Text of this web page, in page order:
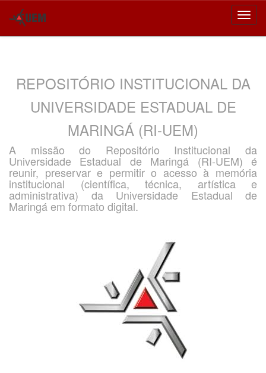
REPOSITÓRIO INSTITUCIONAL DA
UNIVERSIDADE ESTADUAL DE
MARINGÁ (RI-UEM)
A missão do Repositório Institucional da
Universidade Estadual de Maringá (RI-UEM) é
reunir, preservar e permitir o acesso à memória
institucional (científica, técnica, artística e
administrativa) da Universidade Estadual de
Maringá em formato digital.